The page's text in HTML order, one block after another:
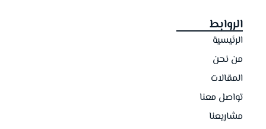
الروابط
الرئيسية
من نحن
المقالات
تواصل معنا
مشاريعنا